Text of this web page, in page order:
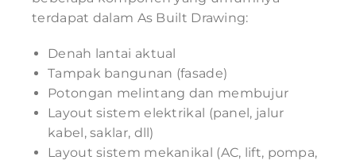
terdapat dalam As Built Drawing:
Denah lantai aktual
Tampak bangunan (fasade)
Potongan melintang dan membujur
Layout sistem elektrikal (panel, jalur
kabel, saklar, dll)
Layout sistem mekanikal (AC, lift, pompa,